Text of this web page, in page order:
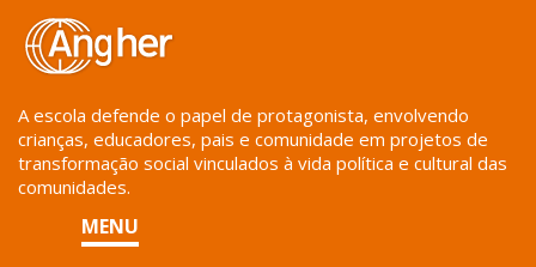
A escola defende o papel de protagonista, envolvendo
crianças, educadores, pais e comunidade em projetos de
transformação social vinculados à vida política e cultural das
comunidades.
MENU